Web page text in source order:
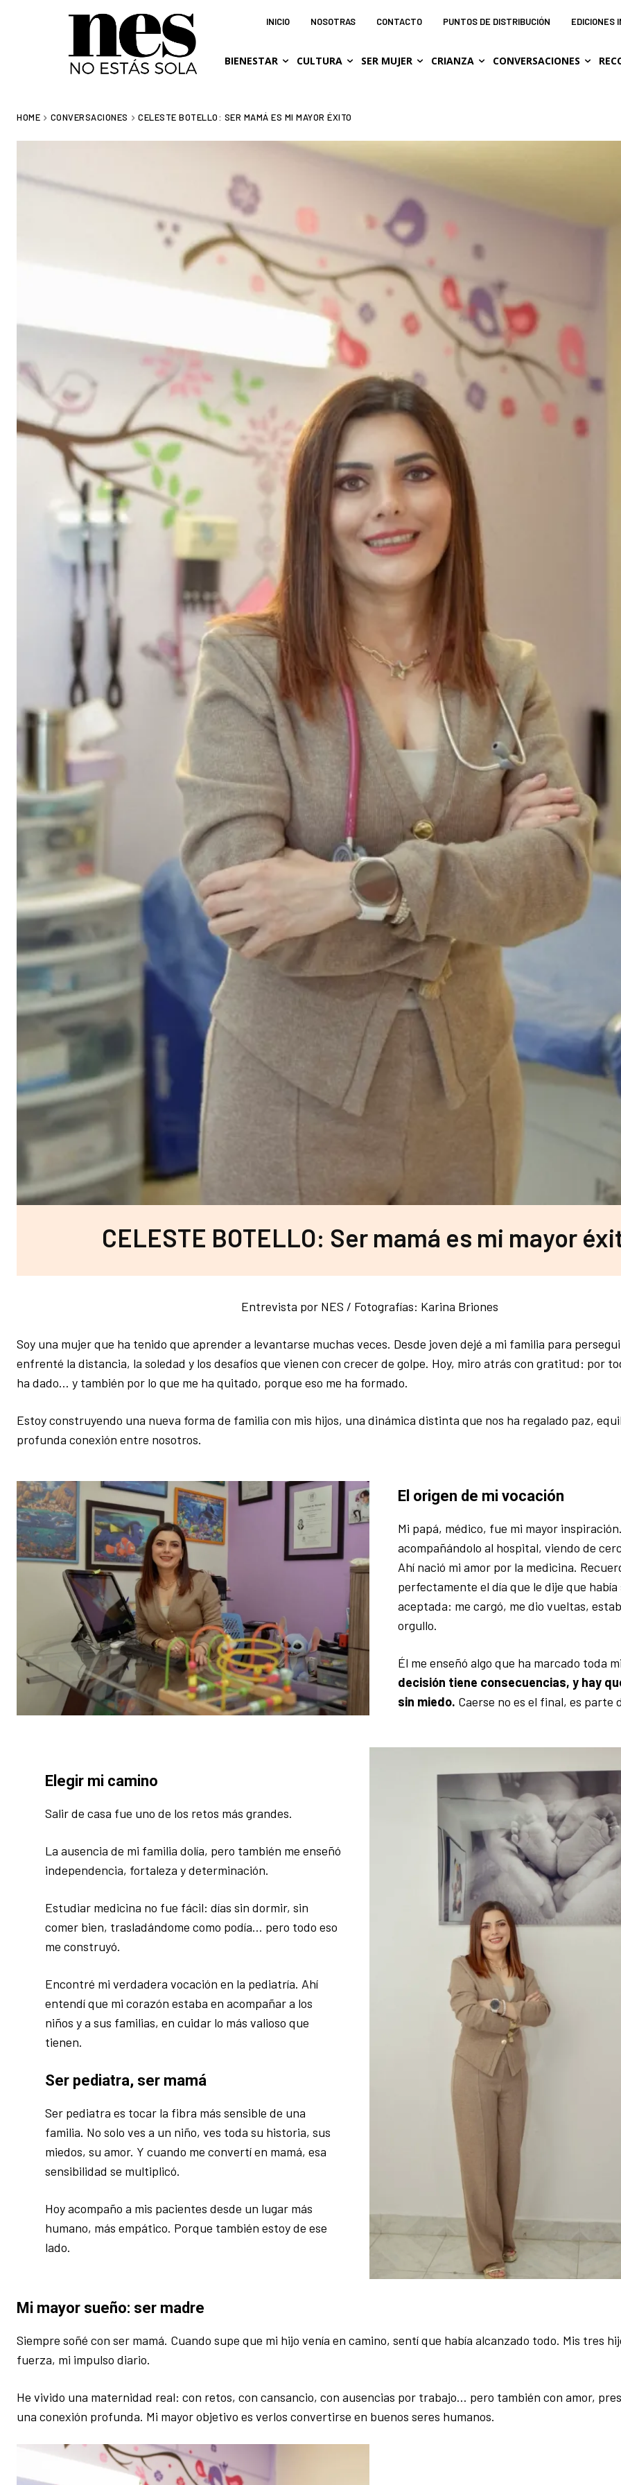
INICIO NOSOTRAS CONTACTO PUNTOS DE DISTRIBUCIÓN EDICIONES
BIENESTAR CULTURA SER MUJER CRIANZA CONVERSACIONES
HOME CONVERSACIONES CELESTE BOTELLO: SER MAMÁ ES MI MAYOR ÉXITO
CELESTE BOTELLO: Ser mamá es mi mayor
Entrevista por NES / Fotografías: Karina Briones
Soy una mujer que ha tenido que aprender a levantarse muchas veces. Desde joven dejé a mi familia para
enfrenté la distancia, la soledad y los desafíos que vienen con crecer de golpe. Hoy, miro atrás con gratitud: por
ha dado… y también por lo que me ha quitado, porque eso me ha formado.
Estoy construyendo una nueva forma de familia con mis hijos, una dinámica distinta que nos ha regalado paz,
profunda conexión entre nosotros.
El origen de mi vocación
Mi papá, médico, fue mi mayor
acompañándolo al hospital, viendo de
Ahí nació mi amor por la medicina.
perfectamente el día que le dije que había
aceptada: me cargó, me dio vueltas,
orgullo.
Él me enseñó algo que ha marcado toda
decisión tiene consecuencias, y hay
sin miedo. Caerse no es el final, es parte
Elegir mi camino
Salir de casa fue uno de los retos más grandes.
La ausencia de mi familia dolía, pero también me enseñó
independencia, fortaleza y determinación.
Estudiar medicina no fue fácil: días sin dormir, sin
comer bien, trasladándome como podía… pero todo eso
me construyó.
Encontré mi verdadera vocación en la pediatría. Ahí
entendí que mi corazón estaba en acompañar a los
niños y a sus familias, en cuidar lo más valioso que
tienen.
Ser pediatra, ser mamá
Ser pediatra es tocar la fibra más sensible de una
familia. No solo ves a un niño, ves toda su historia, sus
miedos, su amor. Y cuando me convertí en mamá, esa
sensibilidad se multiplicó.
Hoy acompaño a mis pacientes desde un lugar más
humano, más empático. Porque también estoy de ese
lado.
Mi mayor sueño: ser madre
Siempre soñé con ser mamá. Cuando supe que mi hijo venía en camino, sentí que había alcanzado todo. Mis tres
fuerza, mi impulso diario.
He vivido una maternidad real: con retos, con cansancio, con ausencias por trabajo… pero también con amor,
una conexión profunda. Mi mayor objetivo es verlos convertirse en buenos seres humanos.